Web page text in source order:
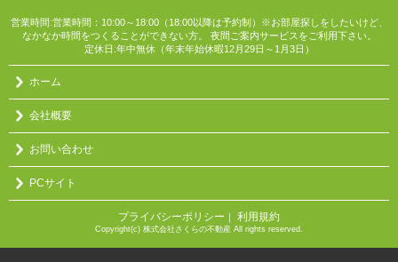
営業時間:営業時間：10:00～18:00（18:00以降は予約制）※お部屋探しをしたいけど、
なかなか時間をつくることができない方。 夜間ご案内サービスをご利用下さい。
定休日:年中無休（年末年始休暇12月29日～1月3日）
ホーム
会社概要
お問い合わせ
PCサイト
プライバシーポリシー ｜ 利用規約
Copyright(c) 株式会社さくらの不動産 All rights reserved.